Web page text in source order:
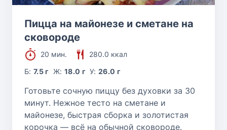
Пицца на майонезе и сметане на
сковороде
20 мин.
280.0 ккал
Б:7.5 г Ж: 18.0 г У:26.0 г
Готовьте сочную пиццу без духовки за 30
минут. Нежное тесто на сметане и
майонезе, быстрая сборка и золотистая
корочка — всё на обычной сковороде.